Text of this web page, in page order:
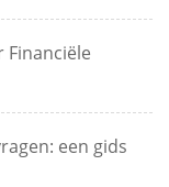
Financiële
een gids